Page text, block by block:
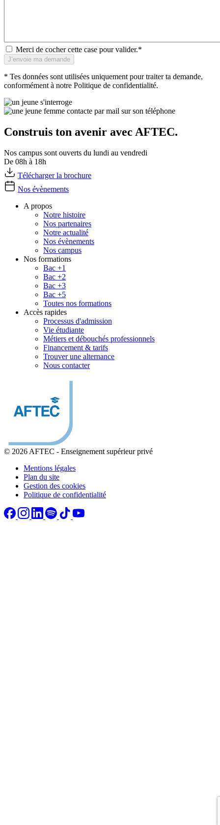
Merci de cocher cette case pour valider.*
* Tes données sont utilisées uniquement pour traiter ta demande,
conformément à notre Politique de confidentialité.
Construis ton avenir avec AFTEC.
Nos campus sont ouverts du lundi au vendredi
De 08h à 18h
Télécharger la brochure
Nos évènements
A propos
Notre histoire
Nos partenaires
Notre actualité
Nos évènements
Nos campus
Nos formations
Bac +1
Bac +2
Bac +3
Bac +5
Toutes nos formations
Accès rapides
Processus d'admission
Vie étudiante
Métiers et débouchés professionnels
Financement & tarifs
Trouver une alternance
Nous contacter
© 2026 AFTEC - Enseignement supérieur privé
Mentions légales
Plan du site
Gestion des cookies
Politique de confidentialité